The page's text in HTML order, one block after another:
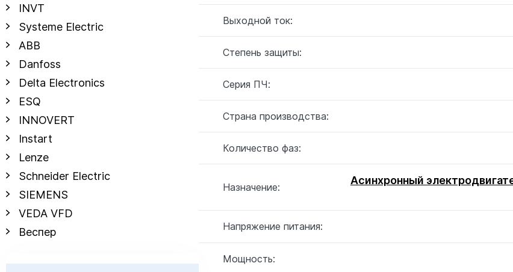
INVT
Systeme Electric
ABB
Danfoss
Delta Electronics
ESQ
INNOVERT
Instart
Lenze
Schneider Electric
SIEMENS
VEDA VFD
Веспер
Выходной ток:
Степень защиты:
Серия ПЧ:
Страна производства:
Количество фаз:
Назначение:
Асинхронный
Напряжение питания:
Мощность: